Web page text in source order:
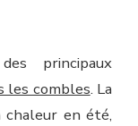
principaux
les combles. La
en été,